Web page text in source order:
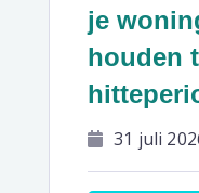
je
houden
31 juli